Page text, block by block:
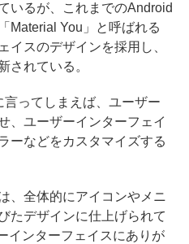
いるが、これまでのAndroid
Material You」と呼ばれる
イスのデザインを採用し、
されている。
ってしまえば、ユーザー
、ユーザーインターフェイ
ーなどをカスタマイズする
、全体的にアイコンやメニ
たデザインに仕上げられて
インターフェイスにありが